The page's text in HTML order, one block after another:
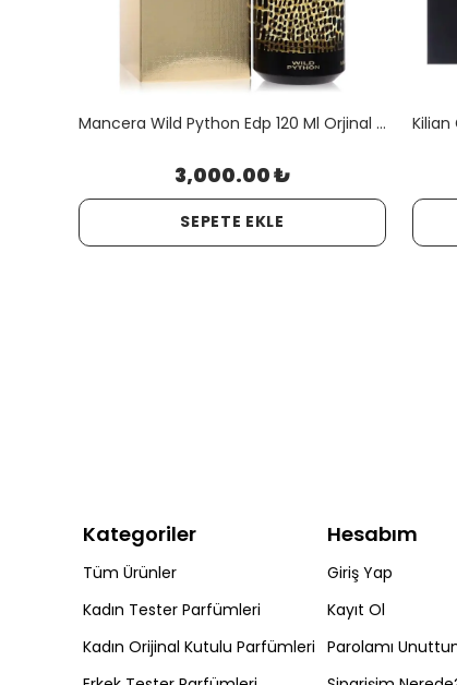
Mancera Wild Python Edp 120 Ml Orjinal Kutulu
3,000.00 ₺
SEPETE EKLE
Kategoriler
Tüm Ürünler
Kadın Tester Parfümleri
Kadın Orijinal Kutulu Parfümleri
Hesabım
Giriş Yap
Kayıt Ol
Parolamı